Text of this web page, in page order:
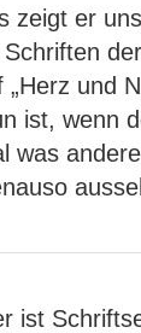
zeigt er
und
ist, wenn
was
ist